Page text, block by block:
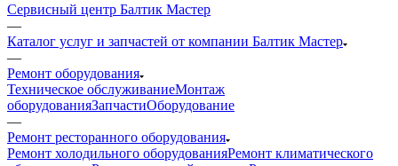
Сервисный центр Балтик Мастер
—
Каталог услуг и запчастей от компании Балтик Мастер
—
Ремонт оборудования
Техническое обслуживаниеМонтаж
оборудованияЗапчастиОборудование
—
Ремонт ресторанного оборудования
Ремонт холодильного оборудованияРемонт климатического